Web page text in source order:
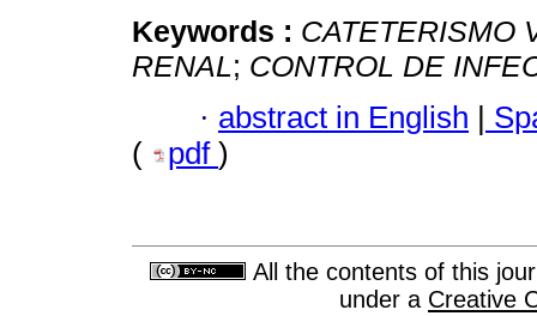
Keywords : CATETERISMO
RENAL; CONTROL DE
· abstract in English |
(
pdf )
All the contents of this
under a Creative